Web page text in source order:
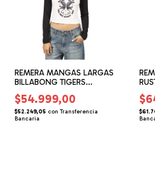
REMERA MANGAS LARGAS
BILLABONG TIGERS
RANGLAN (BG165204)
$54.999,00
$52.249,05 con Transferencia
Bancaria